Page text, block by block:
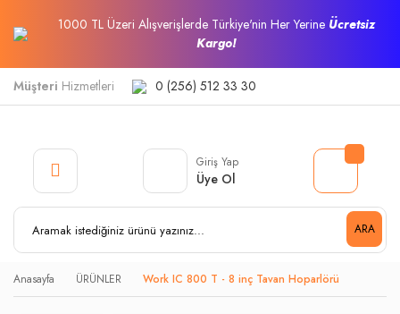
1000 TL Üzeri Alışverişlerde Türkiye'nin Her Yerine Ücretsiz
Kargo!
Müşteri Hizmetleri 0 (256) 512 33 30
ARA
Giriş Yap
Üye Ol
Anasayfa ÜRÜNLER Work IC 800 T - 8 inç Tavan Hoparlörü